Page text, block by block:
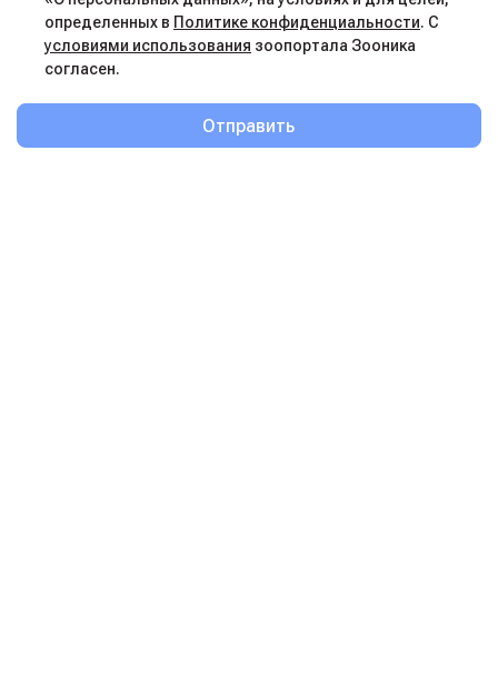
определенных в Политике конфиденциальности. С
условиями использования зоопортала Зооника
согласен.
Отправить